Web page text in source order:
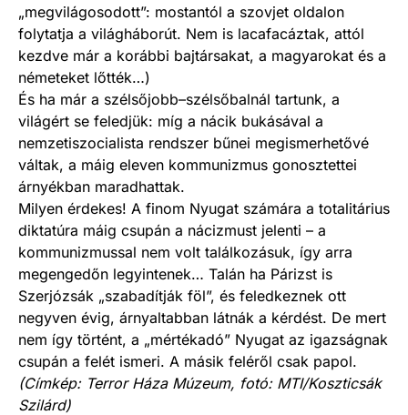
„megvilágosodott”: mostantól a szovjet oldalon
folytatja a világháborút. Nem is lacafacáztak, attól
kezdve már a korábbi bajtársakat, a magyarokat és a
németeket lőtték…)
És ha már a szélsőjobb–szélsőbalnál tartunk, a
világért se feledjük: míg a nácik bukásával a
nemzetiszocialista rendszer bűnei megismerhetővé
váltak, a máig eleven kommunizmus gonosztettei
árnyékban maradhattak.
Milyen érdekes! A finom Nyugat számára a totalitárius
diktatúra máig csupán a nácizmust jelenti – a
kommunizmussal nem volt találkozásuk, így arra
megengedőn legyintenek… Talán ha Párizst is
Szerjózsák „szabadítják föl”, és feledkeznek ott
negyven évig, árnyaltabban látnák a kérdést. De mert
nem így történt, a „mértékadó” Nyugat az igazságnak
csupán a felét ismeri. A másik feléről csak papol.
(Címkép: Terror Háza Múzeum, fotó: MTI/Koszticsák
Szilárd)